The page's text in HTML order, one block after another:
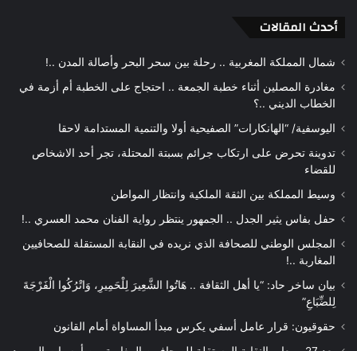
أحدث المقالات
شمال المملكة المغربية .. رحلة بين سحر البحر وأصالة المدن ..!
مغادرة المصلين أثناء خطبة الجمعة .. احتجاج على الخطبة أم أزمة في
الخطاب الديني ..؟
اليوسفية/ “الهانكارات” الصفيحية أولا والتنمية المستدامة لاحقا
تدوينة تحرض على ارتكاب جرائم بسبتة المحتلة، تجر أحد الاشخاص
للقضاء
وسيط المملكة بين الثقة الملكية وانتظار المواطن
حفل بفاس يثير الجدل .. الجمهور ينتظر رواية الفنان محمد العسري ..!
المجلس الوطني للصحافة الذي نريده في النقابة المستقلة للصحافيين
المغاربة ..!
بيان ساخر حاد: “يا أهل الثقافة .. هَاتُوا الشَّعِيرَ لِلْحَمِيرِ، وَاتْرُكُوا الْفَرْجَةَ
لِلضِّبَاعِ”
حقوقيون: قرار عامل أسفي يكرس مبدأ المساواة أمام القانون